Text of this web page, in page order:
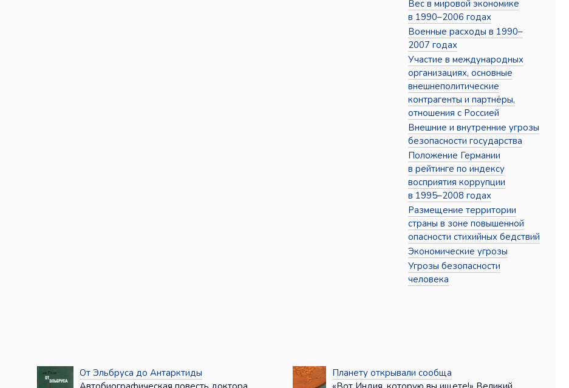
Вес в мировой экономике
в 1990–2006 годах
Военные расходы в 1990–
2007 годах
Участие в международных
организациях, основные
внешнеполитические
контрагенты и партнёры,
отношения с Россией
Внешние и внутренние угрозы
безопасности государства
Положение Германии
в рейтинге по индексу
восприятия коррупции
в 1995–2008 годах
Размещение территории
страны в зоне повышенной
опасности стихийных бедствий
Экономические угрозы
Угрозы безопасности
человека
От Эльбруса до Антарктиды
Планету открывали сообща